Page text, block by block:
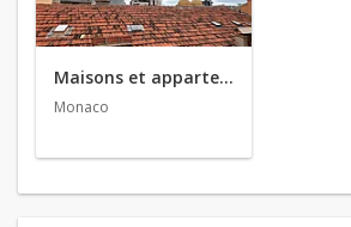
Maisons et appartements en vente
Monaco